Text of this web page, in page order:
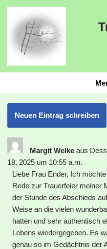
Zum
Inhalt
springen
Margit Welke aus
18, 2025 um 10:55 a.m.
Liebe Frau Ender, Ich
Rede zur Trauerfeier meiner
der Stunde des Abschieds
Weise an die vielen
hatten und sehr authentisch
Lebens wiedergegeben. Es
genau so im Gedächtnis der